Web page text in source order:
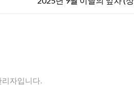
자입니다.